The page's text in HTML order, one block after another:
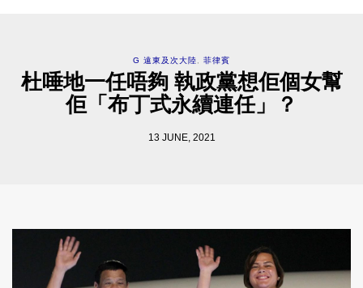
G 遠東及次大陸 菲律賓
杜唾地一任唔夠 執政黨想佢個女幫
佢「布丁式永續連任」？
13 JUNE, 2021